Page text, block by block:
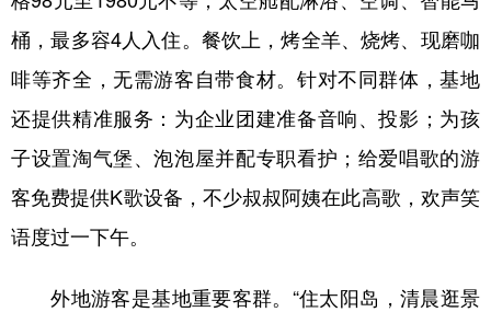
桶，最多容4人入住。餐饮上，烤全羊、烧烤、现磨咖
啡等齐全，无需游客自带食材。针对不同群体，基地
还提供精准服务：为企业团建准备音响、投影；为孩
子设置淘气堡、泡泡屋并配专职看护；给爱唱歌的游
客免费提供K歌设备，不少叔叔阿姨在此高歌，欢声笑
语度过一下午。
外地游客是基地重要客群。“住太阳岛，清晨逛景